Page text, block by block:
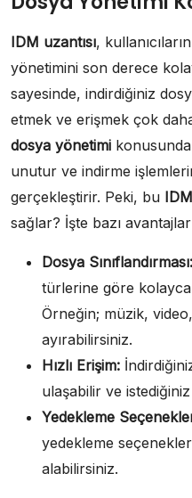
IDM uzantısı,
yönetimini son derece
sayesinde, indirdiğiniz
etmek ve erişmek çok
dosya yönetimi konusunda
unutur ve indirme
gerçekleştirir. Peki, bu
sağlar? İşte bazı
Dosya Sınıflandırması:
türlerine göre kolayca
Örneğin; müzik,
ayırabilirsiniz.
Hızlı Erişim:
ulaşabilir ve
Yedekleme
yedekleme
alabilirsiniz.